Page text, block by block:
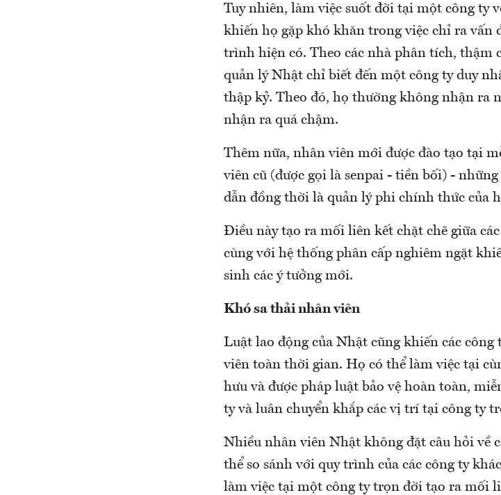
Tuy nhiên, làm việc suốt đời tại một công ty
khiến họ gặp khó khăn trong việc chỉ ra vấn
trình hiện có. Theo các nhà phân tích, thậm
quản lý Nhật chỉ biết đến một công ty duy
thập kỷ. Theo đó, họ thường không nhận ra
nhận ra quá chậm.
Thêm nữa, nhân viên mới được đào tạo tại
viên cũ (được gọi là senpai - tiền bối) -
dẫn đồng thời là quản lý phi chính thức của
Điều này tạo ra mối liên kết chặt chẽ giữa
cùng với hệ thống phân cấp nghiêm ngặt
sinh các ý tưởng mới.
Khó sa thải nhân viên
Luật lao động của Nhật cũng khiến các
viên toàn thời gian. Họ có thể làm việc tại
hưu và được pháp luật bảo vệ hoàn toàn,
ty và luân chuyển khắp các vị trí tại công ty
Nhiều nhân viên Nhật không đặt câu hỏi về
thể so sánh với quy trình của các công ty
làm việc tại một công ty trọn đời tạo ra mối